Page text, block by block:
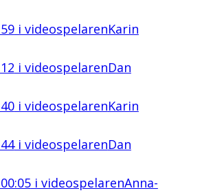
i videospelarenKarin
i videospelarenDan
i videospelarenKarin
i videospelarenDan
i videospelarenAnna-